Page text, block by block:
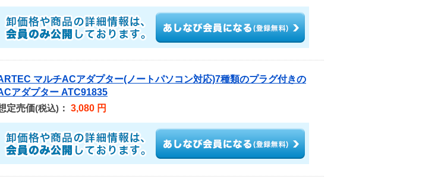
マルチACアダプター(ノートパソコン対応)7種類のプラグ付きの
アダプター ATC91835
定売価(税込) ： 3,080 円